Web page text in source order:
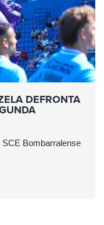
DEFRONTA
Bombarralense